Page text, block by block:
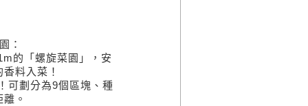
：
的「螺旋菜園」，安
料入菜！
可劃分為9個區塊、種
。